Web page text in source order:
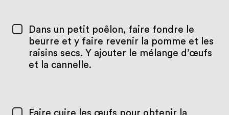
Dans un petit poêlon, faire fondre le
beurre et y faire revenir la pomme et les
raisins secs. Y ajouter le mélange d’œufs
et la cannelle.